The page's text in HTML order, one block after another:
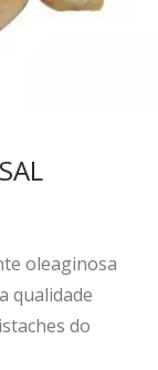
oleaginosa
qualidade
do